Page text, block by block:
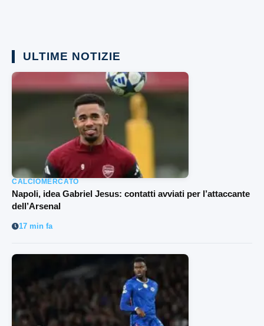
ULTIME NOTIZIE
CALCIOMERCATO
Napoli, idea Gabriel Jesus: contatti avviati per l’attaccante
dell’Arsenal
17 min fa